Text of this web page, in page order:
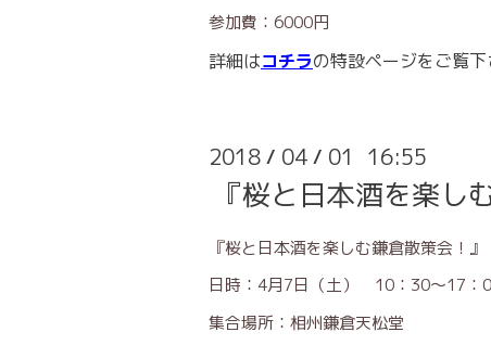
参加費：6000円
詳細はコチラの特設ページをご覧下
2018 / 04 / 01 16:55
『桜と日本酒を楽し
『桜と日本酒を楽しむ鎌倉散策会！』
日時：4月7日（土） 10：30～17：
集合場所：相州鎌倉天松堂